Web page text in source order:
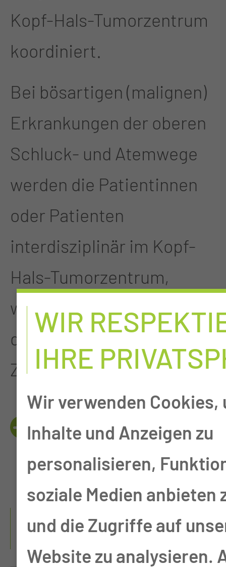
Kopf-Hals-Tumorzentrum
koordiniert.
Bei bösartigen (malignen)
Erkrankungen der oberen
Schluck- und Atemwege
werden die Patientinnen
oder Patienten
interdisziplinär im Kopf-
Hals-Tumorzentrum,
welches ein Bestandteil
des Onkologischen
Zentrums ist, betreut.
WER IST AN DER
BETEILIGT?
WO FINDE ICH WEITERE
INFORMATIONEN?
WIR
IHRE
Wir verwenden Cookies,
Inhalte und Anzeigen zu
personalisieren,
soziale Medien anbieten
und die Zugriffe auf
Website zu analysieren.